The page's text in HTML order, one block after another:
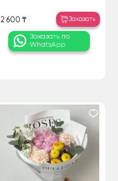
12 600 ₸ Заказать
Заказать по
WhatsApp